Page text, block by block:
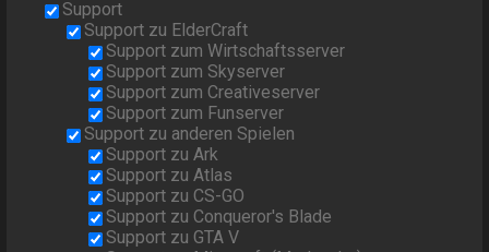
Support
Support zu ElderCraft
Support zum Wirtschaftsserver
Support zum Skyserver
Support zum Creativeserver
Support zum Funserver
Support zu anderen Spielen
Support zu Ark
Support zu Atlas
Support zu CS-GO
Support zu Conqueror's Blade
Support zu GTA V